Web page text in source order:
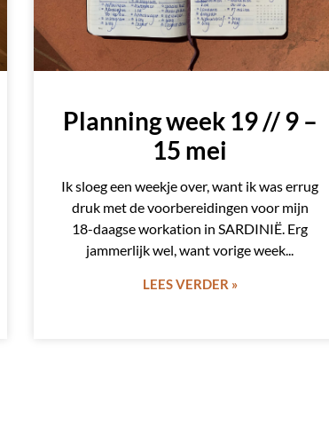
Planning week 19 // 9 –
15 mei
Ik sloeg een weekje over, want ik was errug
druk met de voorbereidingen voor mijn
18-daagse workation in SARDINIË. Erg
jammerlijk wel, want vorige week
LEES VERDER »